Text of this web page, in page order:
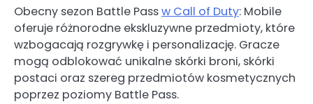
Obecny sezon Battle Passw Call of Duty: Mobile
oferuje różnorodne ekskluzywne przedmioty, które
wzbogacają rozgrywkę i personalizację. Gracze
mogą odblokować unikalne skórki broni, skórki
postaci oraz szereg przedmiotów kosmetycznych
poprzez poziomy Battle Pass.